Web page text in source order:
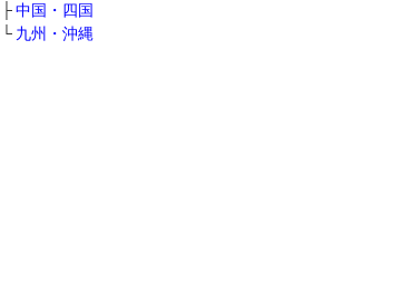
中国・四国
九州・沖縄